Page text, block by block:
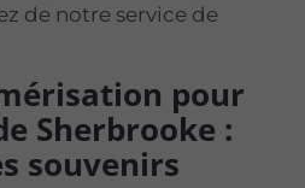
de notre service de
pour
Sherbrooke :
souvenirs